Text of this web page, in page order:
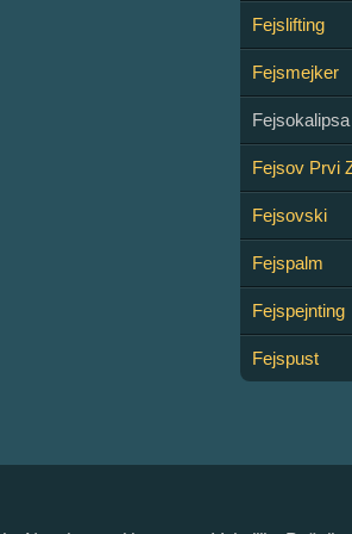
Fejslifting
Fejsmejker
Fejsokalipsa
Fejsov Prvi
Fejsovski
Fejspalm
Fejspejnting
Fejspust